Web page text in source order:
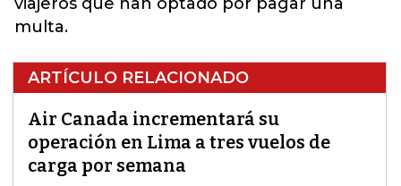
multa.
ARTÍCULO RELACIONADO
Air Canada incrementará su
operación en Lima a tres vuelos de
carga por semana